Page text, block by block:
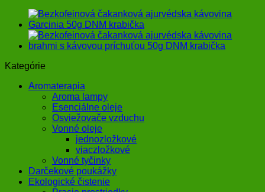
Kategórie
Aromaterapia
Aroma lampy
Esenciálne oleje
Osviežovače vzduchu
Vonné oleje
jednozložkové
viaczložkové
Vonné tyčinky
Darčekové poukážky
Ekologické čistenie